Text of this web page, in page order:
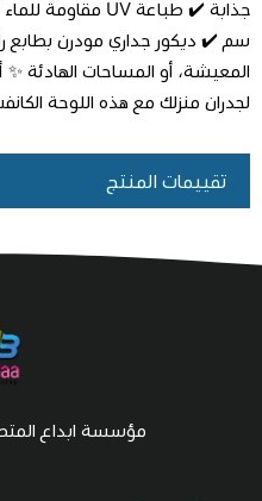
سم ✔️ ديكور جداري مودرن بطابع
المعيشة، أو المساحات الهادئة
لجدران منزلك مع هذه اللوحة
تقييمات المنتج
مؤسسة ابداع